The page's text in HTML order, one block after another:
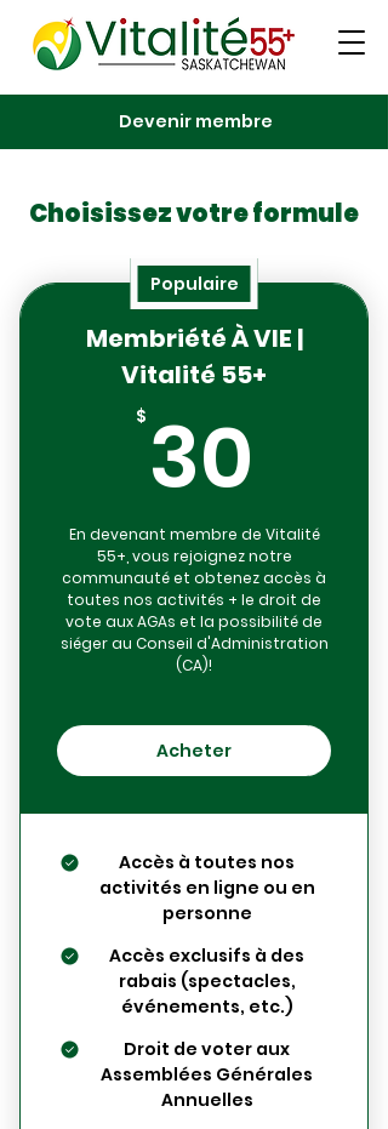
Devenir membre
Choisissez votre formule
Populaire
Membriété À VIE |
Vitalité 55+
$ 30
En devenant membre de Vitalité
55+, vous rejoignez notre
communauté et obtenez accès à
toutes nos activités + le droit de
vote aux AGAs et la possibilité de
siéger au Conseil d'Administration
(CA)!
Acheter
Accès à toutes nos
activités en ligne ou en
personne
Accès exclusifs à des
rabais (spectacles,
événements, etc.)
Droit de voter aux
Assemblées Générales
Annuelles